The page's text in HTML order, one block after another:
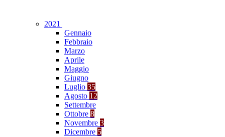
2021
Gennaio
Febbraio
Marzo
Aprile
Maggio
Giugno
Luglio 35
Agosto 12
Settembre
Ottobre 8
Novembre 3
Dicembre 5